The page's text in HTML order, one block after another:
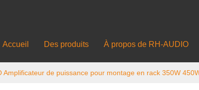
Accueil Des produits À propos de RH-AUDIO
Amplificateur de puissance pour montage en rack 350W